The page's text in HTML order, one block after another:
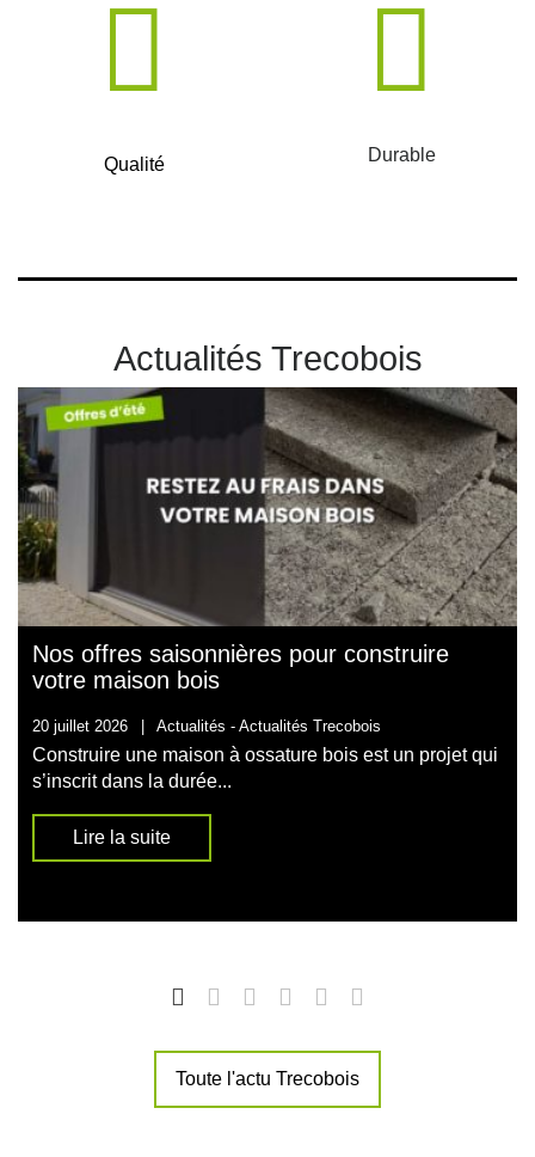
Qualité Durable
Actualités Trecobois
Nos offres saisonnières pour construire
votre maison bois
20 juillet 2026 | Actualités - Actualités Trecobois
Construire une maison à ossature bois est un projet qui
s’inscrit dans la durée...
Lire la suite
Toute l'actu Trecobois